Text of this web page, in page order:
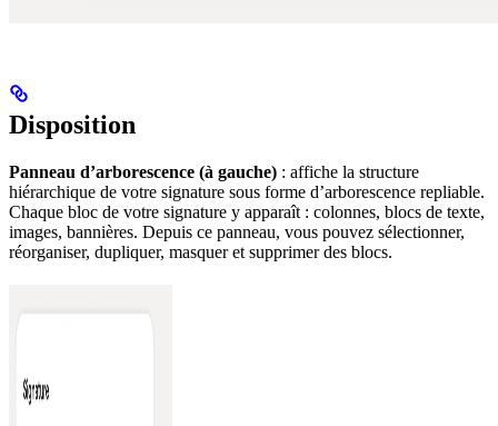
Disposition
Panneau d’arborescence (à gauche) : affiche la structure
hiérarchique de votre signature sous forme d’arborescence repliable.
Chaque bloc de votre signature y apparaît : colonnes, blocs de texte,
images, bannières. Depuis ce panneau, vous pouvez sélectionner,
réorganiser, dupliquer, masquer et supprimer des blocs.